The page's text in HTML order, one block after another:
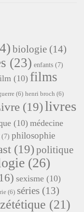
biologie (14)
(23) enfants (7)
(10) films
(6) henri broch (6)
(19)livres
(10) médecine
(7) philosophie
(19)politique
(26)
sexisme (10)
(6) séries (13)
zététique (21)